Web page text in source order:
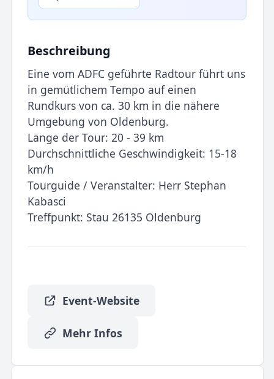
Beschreibung
Eine vom ADFC geführte Radtour führt uns
in gemütlichem Tempo auf einen
Rundkurs von ca. 30 km in die nähere
Umgebung von Oldenburg.
Länge der Tour: 20 - 39 km
Durchschnittliche Geschwindigkeit: 15-18
km/h
Tourguide / Veranstalter: Herr Stephan
Kabasci
Treffpunkt: Stau 26135 Oldenburg
Event-Website
Mehr Infos